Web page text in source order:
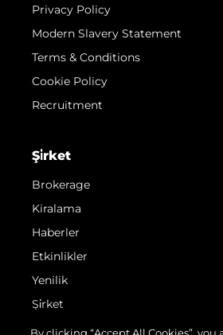
Privacy Policy
Modern Slavery Statement
Terms & Conditions
Cookie Policy
Recruitment
Şi̇rket
Brokerage
Kiralama
Haberler
Etkinlikler
Yenilik
Şi̇rket
Ekip